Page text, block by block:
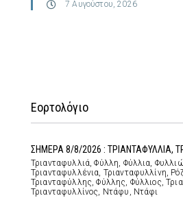
7 Αυγούστου, 2026
Εορτολόγιο
ΣΗΜΕΡΑ 8/8/2026 : ΤΡΙΑΝΤΑΦΥΛΛΙΑ,
Τριανταφυλλιά, Φύλλη, Φύλλια,
Τριανταφυλλένια, Τριανταφυλλίνη,
Τριανταφύλλης, Φύλλης, Φύλλιος,
Τριανταφυλλίνος, Ντάφυ, Ντάφι